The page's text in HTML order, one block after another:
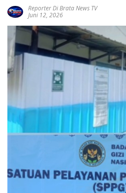
Reporter Di Brata News TV
Juni 12, 2026